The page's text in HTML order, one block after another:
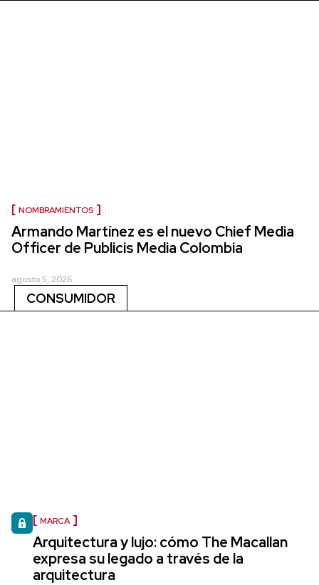
NOMBRAMIENTOS
Armando Martínez es el nuevo Chief Media
Officer de Publicis Media Colombia
agosto 5, 2026
CONSUMIDOR
MARCA
Arquitectura y lujo: cómo The Macallan
expresa su legado a través de la
arquitectura